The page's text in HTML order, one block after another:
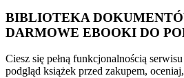
BIBLIOTEKA
DARMOWE EBOOKI DO
Ciesz się pełną funkcjonalnością
podgląd książek przed zakupem,